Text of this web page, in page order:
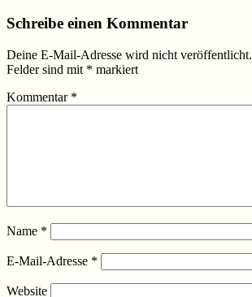
Schreibe einen Kommentar
Deine E-Mail-Adresse wird nicht veröffentlicht.
Felder sind mit * markiert
Kommentar *
Name *
E-Mail-Adresse *
Website